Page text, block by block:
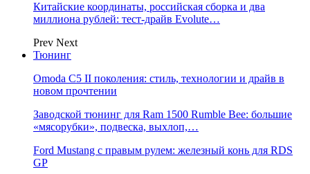
Китайские координаты, российская сборка и два
миллиона рублей: тест-драйв Evolute…
Prev Next
Тюнинг
Omoda C5 II поколения: стиль, технологии и драйв в
новом прочтении
Заводской тюнинг для Ram 1500 Rumble Bee: большие
«мясорубки», подвеска, выхлоп,…
Ford Mustang с правым рулем: железный конь для RDS
GP